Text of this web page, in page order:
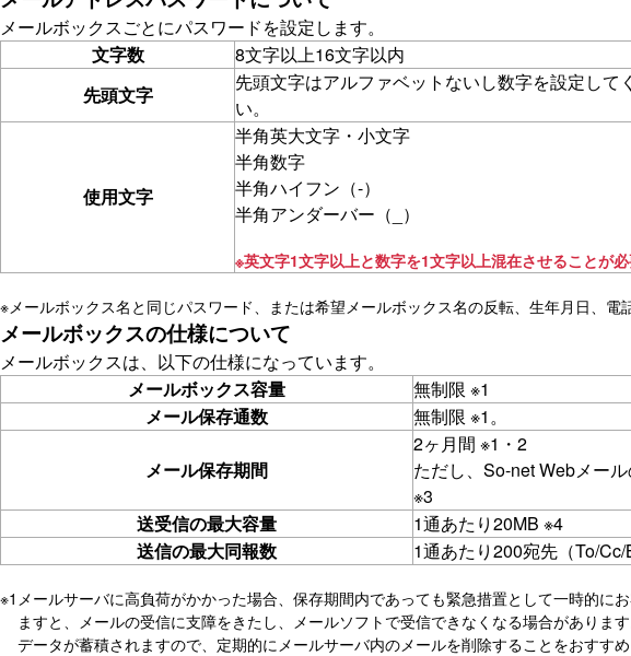
メールボックスごとにパスワードを設定します。
文字数
8文字以上16文字以内
先頭文字
先頭文字はアルファベットないし数字を設定して
い。
使用文字
半角英大文字・小文字
半角数字
半角ハイフン（-）
半角アンダーバー（_）
※英文字1文字以上と数字を1文字以上混在させることが必
※メールボックス名と同じパスワード、または希望メールボックス名の反転、生年月日、
メールボックスの仕様について
メールボックスは、以下の仕様になっています。
メールボックス容量
無制限 ※1
メール保存通数
無制限 ※1。
メール保存期間
2ヶ月間 ※1・2
ただし、So-net Webメー
※3
送受信の最大容量
1通あたり20MB ※4
送信の最大同報数
1通あたり200宛先（To/Cc/
※1 メールサーバに高負荷がかかった場合、保存期間内であっても緊急措置として一時的
ますと、メールの受信に支障をきたし、メールソフトで受信できなくなる場合があり
データが蓄積されますので、定期的にメールサーバ内のメールを削除することをおすすめ